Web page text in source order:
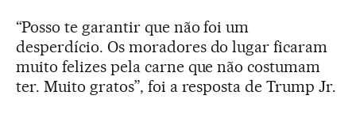
“Posso te garantir que não foi um
desperdício. Os moradores do lugar ficaram
muito felizes pela carne que não costumam
ter. Muito gratos”, foi a resposta de Trump Jr.